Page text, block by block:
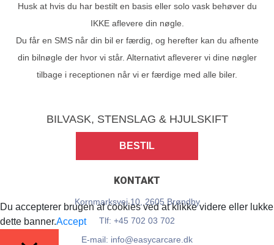
Husk at hvis du har bestilt en basis eller solo vask behøver du
IKKE aflevere din nøgle.
Du får en SMS når din bil er færdig, og herefter kan du afhente
din bilnøgle der hvor vi står. Alternativt afleverer vi dine nøgler
tilbage i receptionen når vi er færdige med alle biler.
BILVASK, STENSLAG & HJULSKIFT
BESTIL
KONTAKT
Kornmarksvej 10, 2605 Brøndby
Tlf: +45 702 03 702
E-mail: info@easycarcare.dk
Du accepterer brugen af cookies ved at klikke videre eller lukke
dette banner.Accept